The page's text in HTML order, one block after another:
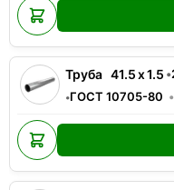
Труба 41.5x1.5 •
•ГОСТ 10705-80